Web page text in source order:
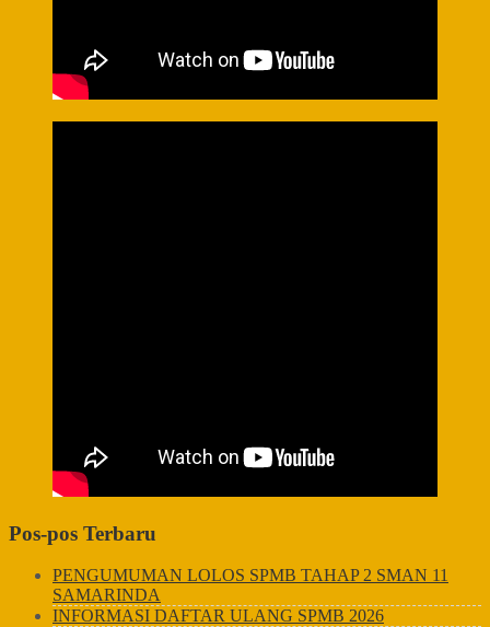
Pos-pos Terbaru
PENGUMUMAN LOLOS SPMB TAHAP 2 SMAN 11
SAMARINDA
INFORMASI DAFTAR ULANG SPMB 2026